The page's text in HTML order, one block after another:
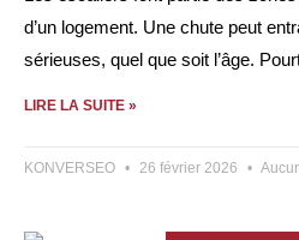
d’un logement. Une chute peut
sérieuses, quel que soit l’âge.
LIRE LA SUITE »
KONVERSEO 26 février 2026